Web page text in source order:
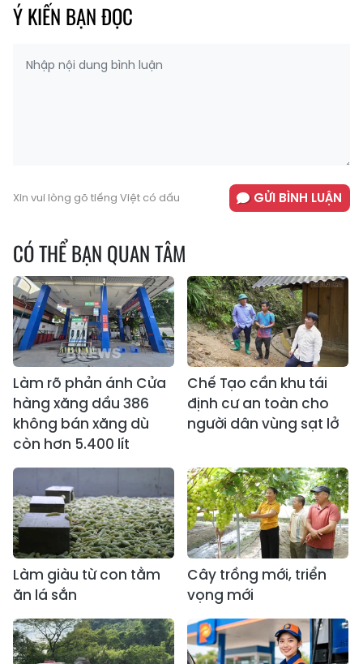
Ý KIẾN BẠN ĐỌC
Xin vui lòng gõ tiếng Việt có dấu GỬI BÌNH LUẬN
CÓ THỂ BẠN QUAN TÂM
Làm rõ phản ánh Cửa
hàng xăng dầu 386
không bán xăng dù
còn hơn 5.400 lít
Chế Tạo cần khu tái
định cư an toàn cho
người dân vùng sạt lở
Làm giàu từ con tằm
ăn lá sắn
Cây trồng mới, triển
vọng mới